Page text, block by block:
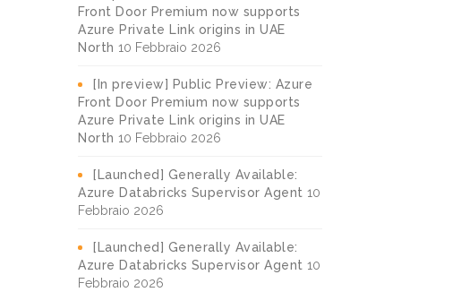
Front Door Premium now supports
Azure Private Link origins in UAE
North 10 Febbraio 2026
[In preview] Public Preview: Azure
Front Door Premium now supports
Azure Private Link origins in UAE
North 10 Febbraio 2026
[Launched] Generally Available:
Azure Databricks Supervisor Agent 10
Febbraio 2026
[Launched] Generally Available:
Azure Databricks Supervisor Agent 10
Febbraio 2026